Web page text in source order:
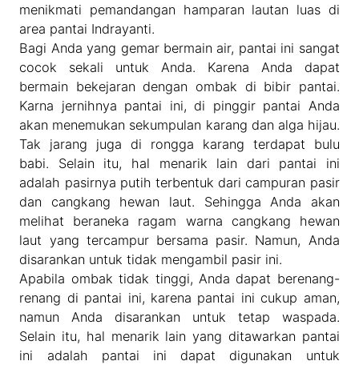
menikmati pemandangan hamparan lautan luas di
area pantai Indrayanti.
Bagi Anda yang gemar bermain air, pantai ini sangat
cocok sekali untuk Anda. Karena Anda dapat
bermain bekejaran dengan ombak di bibir pantai.
Karna jernihnya pantai ini, di pinggir pantai Anda
akan menemukan sekumpulan karang dan alga hijau.
Tak jarang juga di rongga karang terdapat bulu
babi. Selain itu, hal menarik lain dari pantai ini
adalah pasirnya putih terbentuk dari campuran pasir
dan cangkang hewan laut. Sehingga Anda akan
melihat beraneka ragam warna cangkang hewan
laut yang tercampur bersama pasir. Namun, Anda
disarankan untuk tidak mengambil pasir ini.
Apabila ombak tidak tinggi, Anda dapat berenang-
renang di pantai ini, karena pantai ini cukup aman,
namun Anda disarankan untuk tetap waspada.
Selain itu, hal menarik lain yang ditawarkan pantai
ini adalah pantai ini dapat digunakan untuk